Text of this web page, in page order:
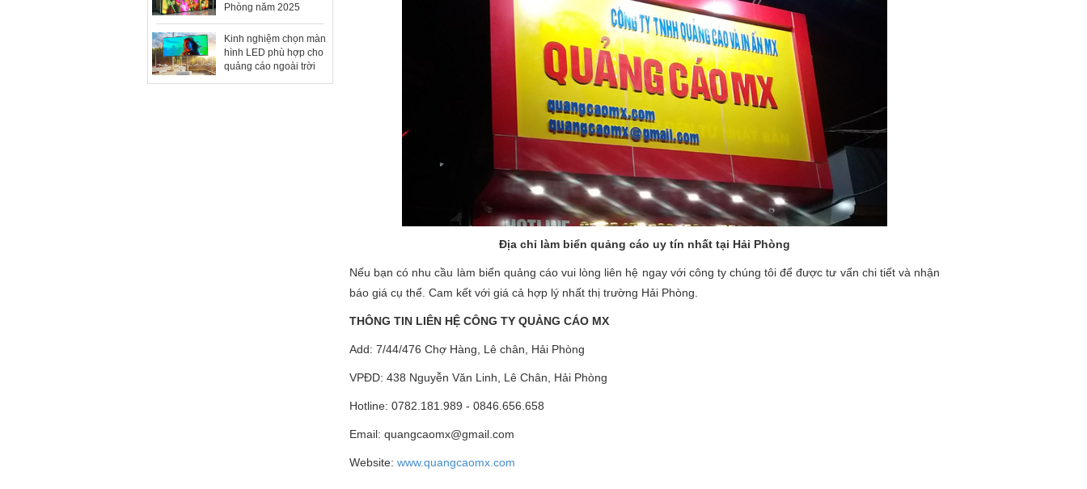
Phòng năm 2025
Kinh nghiệm chọn màn
hình LED phù hợp cho
quảng cáo ngoài trời
Địa chỉ làm biển quảng cáo uy tín nhất tại Hải Phòng
Nếu bạn có nhu cầu làm biển quảng cáo vui lòng liên hệ ngay với công ty chúng tôi để được tư vấn chi tiết và nhận
báo giá cụ thể. Cam kết với giá cả hợp lý nhất thị trường Hải Phòng.
THÔNG TIN LIÊN HỆ CÔNG TY QUẢNG CÁO MX
Add: 7/44/476 Chợ Hàng, Lê chân, Hải Phòng
VPĐD: 438 Nguyễn Văn Linh, Lê Chân, Hải Phòng
Hotline: 0782.181.989 - 0846.656.658
Email: quangcaomx@gmail.com
Website: www.quangcaomx.com